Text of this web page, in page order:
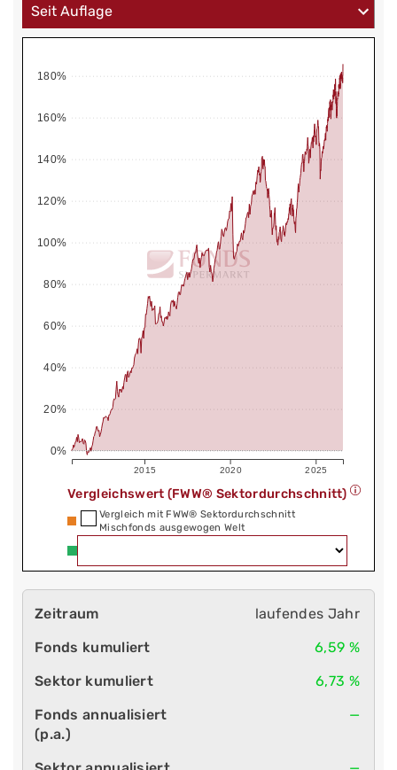
2015 2020 2025
0%
20%
40%
60%
80%
100%
120%
140%
160%
180%
Vergleichswert (FWW® Sektordurchschnitt)
Vergleich mit FWW® Sektordurchschnitt
Mischfonds ausgewogen Welt
laufendes Jahr
6,59 %
6,73 %
—